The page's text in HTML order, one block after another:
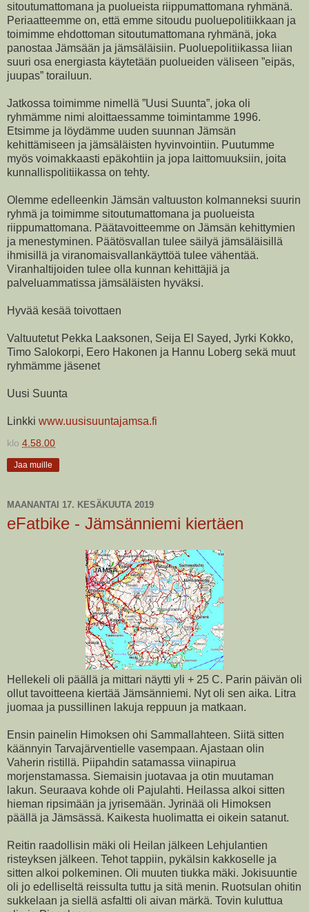
sitoutumattomana ja puolueista riippumattomana ryhmänä.
Periaatteemme on, että emme sitoudu puoluepolitiikkaan ja
toimimme ehdottoman sitoutumattomana ryhmänä, joka
panostaa Jämsään ja jämsäläisiin. Puoluepolitiikassa liian
suuri osa energiasta käytetään puolueiden väliseen ”eipäs,
juupas” torailuun.
Jatkossa toimimme nimellä ”Uusi Suunta”, joka oli
ryhmämme nimi aloittaessamme toimintamme 1996.
Etsimme ja löydämme uuden suunnan Jämsän
kehittämiseen ja jämsäläisten hyvinvointiin. Puutumme
myös voimakkaasti epäkohtiin ja jopa laittomuuksiin, joita
kunnallispolitiikassa on tehty.
Olemme edelleenkin Jämsän valtuuston kolmanneksi suurin
ryhmä ja toimimme sitoutumattomana ja puolueista
riippumattomana. Päätavoitteemme on Jämsän kehittymien
ja menestyminen. Päätösvallan tulee säilyä jämsäläisillä
ihmisillä ja viranomaisvallankäyttöä tulee vähentää.
Viranhaltijoiden tulee olla kunnan kehittäjiä ja
palveluammatissa jämsäläisten hyväksi.
Hyvää kesää toivottaen
Valtuutetut Pekka Laaksonen, Seija El Sayed, Jyrki Kokko,
Timo Salokorpi, Eero Hakonen ja Hannu Loberg sekä muut
ryhmämme jäsenet
Uusi Suunta
Linkki www.uusisuuntajamsa.fi
klo 4.58.00
Jaa muille
MAANANTAI 17. KESÄKUUTA 2019
eFatbike - Jämsänniemi kiertäen
Hellekeli oli päällä ja mittari näytti yli + 25 C. Parin päivän oli
ollut tavoitteena kiertää Jämsänniemi. Nyt oli sen aika. Litra
juomaa ja pussillinen lakuja reppuun ja matkaan.
Ensin painelin Himoksen ohi Sammallahteen. Siitä sitten
käännyin Tarvajärventielle vasempaan. Ajastaan olin
Vaherin ristillä. Piipahdin satamassa viinapirua
morjenstamassa. Siemaisin juotavaa ja otin muutaman
lakun. Seuraava kohde oli Pajulahti. Heilassa alkoi sitten
hieman ripsimään ja jyrisemään. Jyrinää oli Himoksen
päällä ja Jämsässä. Kaikesta huolimatta ei oikein satanut.
Reitin raadollisin mäki oli Heilan jälkeen Lehjulantien
risteyksen jälkeen. Tehot tappiin, pykälsin kakkoselle ja
sitten alkoi polkeminen. Oli muuten tiukka mäki. Jokisuuntie
oli jo edelliseltä reissulta tuttu ja sitä menin. Ruotsulan ohitin
sukkelaan ja siellä asfaltti oli aivan märkä. Tovin kuluttua